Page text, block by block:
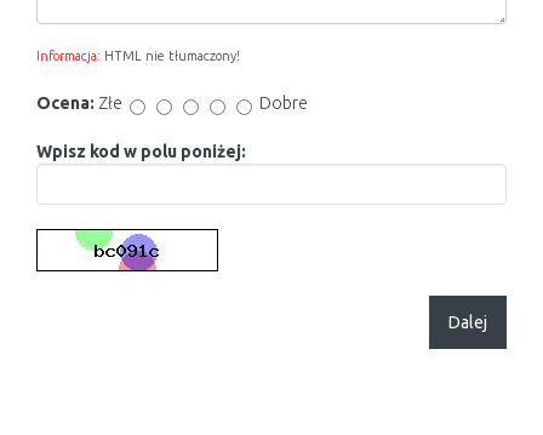
Informacja: HTML nie tłumaczony!
Ocena: Złe Dobre
Wpisz kod w polu poniżej:
Dalej